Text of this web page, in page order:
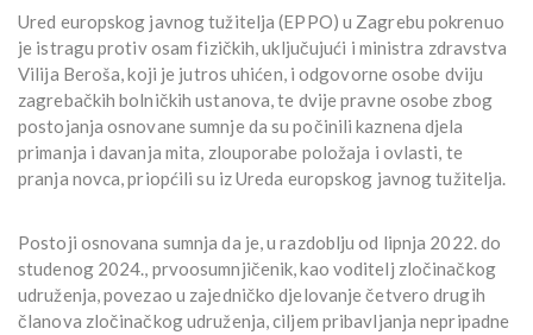
Ured europskog javnog tužitelja (EPPO) u Zagrebu pokrenuo
je istragu protiv osam fizičkih, uključujući i ministra zdravstva
Vilija Beroša, koji je jutros uhićen, i odgovorne osobe dviju
zagrebačkih bolničkih ustanova, te dvije pravne osobe zbog
postojanja osnovane sumnje da su počinili kaznena djela
primanja i davanja mita, zlouporabe položaja i ovlasti, te
pranja novca, priopćili su iz Ureda europskog javnog tužitelja.
Postoji osnovana sumnja da je, u razdoblju od lipnja 2022. do
studenog 2024., prvoosumnjičenik, kao voditelj zločinačkog
udruženja, povezao u zajedničko djelovanje četvero drugih
članova zločinačkog udruženja, ciljem pribavljanja nepripadne